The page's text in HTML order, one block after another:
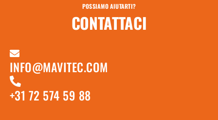
POSSIAMO AIUTARTI?
CONTATTACI
INFO@MAVITEC.COM
+31 72 574 59 88